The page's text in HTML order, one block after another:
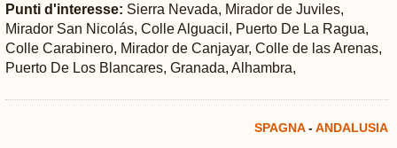
Punti d'interesse: Sierra Nevada, Mirador de Juviles,
Mirador San Nicolás, Colle Alguacil, Puerto De La Ragua,
Colle Carabinero, Mirador de Canjayar, Colle de las Arenas,
Puerto De Los Blancares, Granada, Alhambra,
SPAGNA-ANDALUSIA